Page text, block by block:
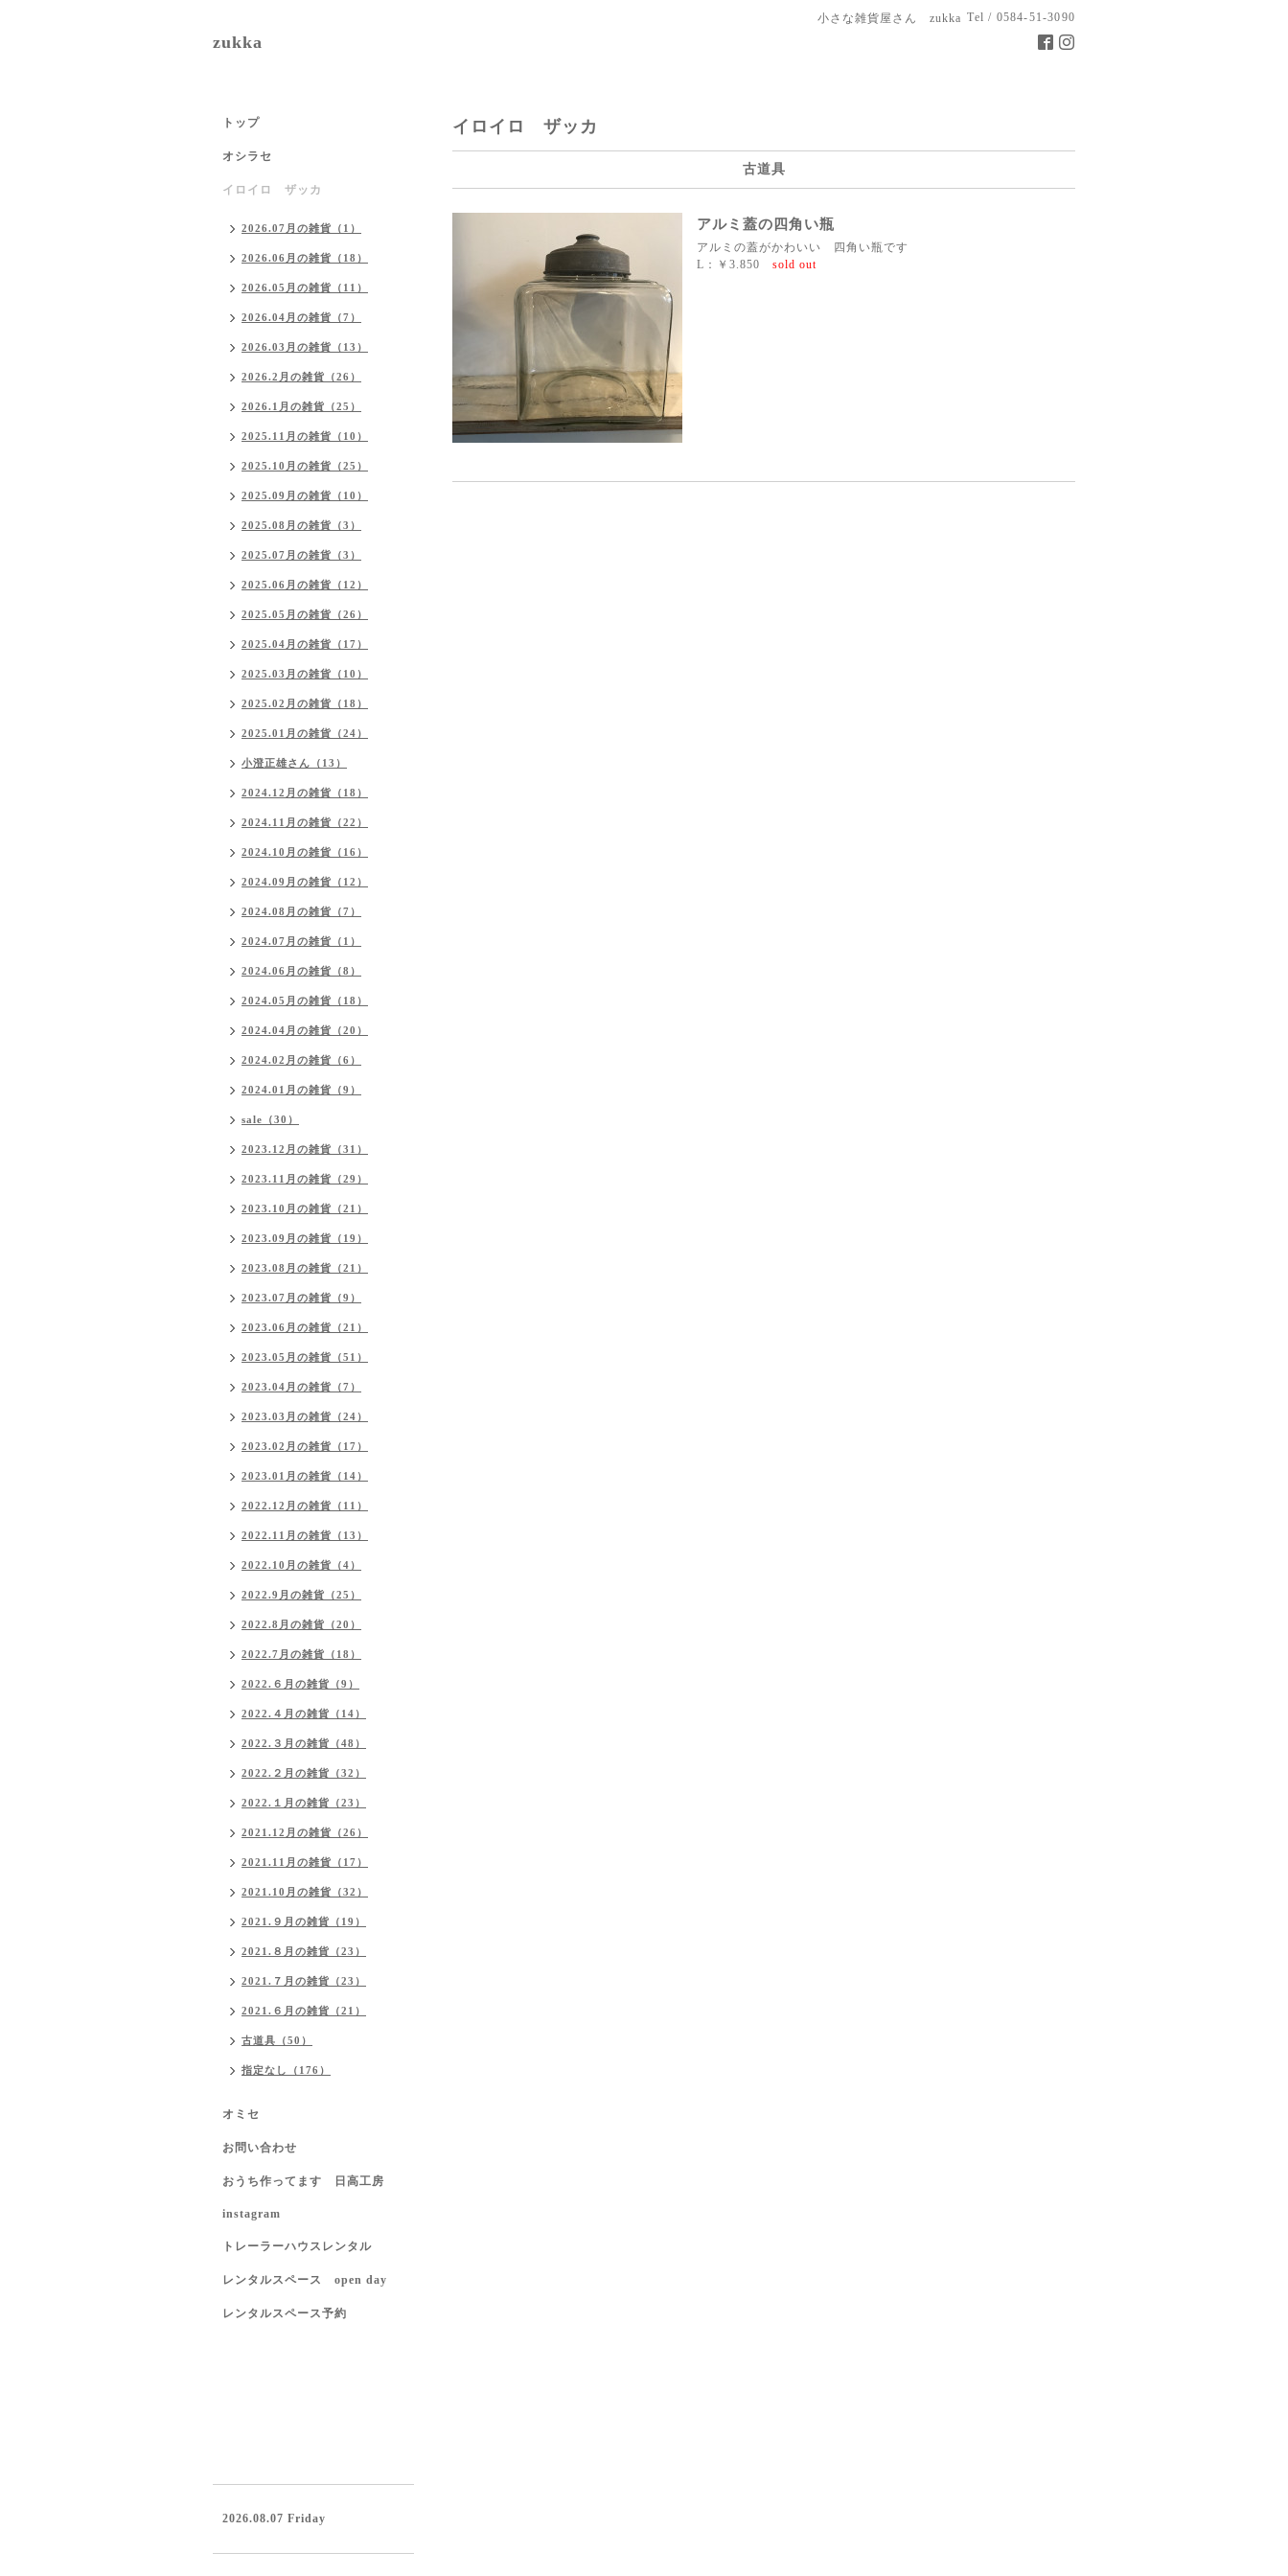
小さな雑貨屋さん zukka Tel / 0584-51-3090
zukka
イロイロ ザッカ
古道具
アルミ蓋の四角い瓶
アルミの蓋がかわいい 四角い瓶です
L：￥3.850 sold out
トップ
オシラセ
イロイロ ザッカ
2026.07月の雑貨（1）
2026.06月の雑貨（18）
2026.05月の雑貨（11）
2026.04月の雑貨（7）
2026.03月の雑貨（13）
2026.2月の雑貨（26）
2026.1月の雑貨（25）
2025.11月の雑貨（10）
2025.10月の雑貨（25）
2025.09月の雑貨（10）
2025.08月の雑貨（3）
2025.07月の雑貨（3）
2025.06月の雑貨（12）
2025.05月の雑貨（26）
2025.04月の雑貨（17）
2025.03月の雑貨（10）
2025.02月の雑貨（18）
2025.01月の雑貨（24）
小澄正雄さん（13）
2024.12月の雑貨（18）
2024.11月の雑貨（22）
2024.10月の雑貨（16）
2024.09月の雑貨（12）
2024.08月の雑貨（7）
2024.07月の雑貨（1）
2024.06月の雑貨（8）
2024.05月の雑貨（18）
2024.04月の雑貨（20）
2024.02月の雑貨（6）
2024.01月の雑貨（9）
sale（30）
2023.12月の雑貨（31）
2023.11月の雑貨（29）
2023.10月の雑貨（21）
2023.09月の雑貨（19）
2023.08月の雑貨（21）
2023.07月の雑貨（9）
2023.06月の雑貨（21）
2023.05月の雑貨（51）
2023.04月の雑貨（7）
2023.03月の雑貨（24）
2023.02月の雑貨（17）
2023.01月の雑貨（14）
2022.12月の雑貨（11）
2022.11月の雑貨（13）
2022.10月の雑貨（4）
2022.9月の雑貨（25）
2022.8月の雑貨（20）
2022.7月の雑貨（18）
2022.６月の雑貨（9）
2022.４月の雑貨（14）
2022.３月の雑貨（48）
2022.２月の雑貨（32）
2022.１月の雑貨（23）
2021.12月の雑貨（26）
2021.11月の雑貨（17）
2021.10月の雑貨（32）
2021.９月の雑貨（19）
2021.８月の雑貨（23）
2021.７月の雑貨（23）
2021.６月の雑貨（21）
古道具（50）
指定なし（176）
オミセ
お問い合わせ
おうち作ってます 日高工房
instagram
トレーラーハウスレンタル
レンタルスペース open day
レンタルスペース予約
2026.08.07 Friday